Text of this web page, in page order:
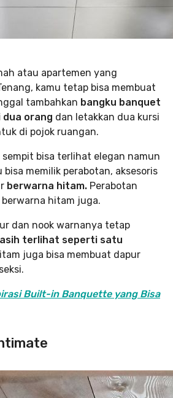
atau apartemen yang
kamu tetap bisa membuat
tambahkan bangku banquet
dua orang dan letakkan dua kursi
di pojok ruangan.
bisa terlihat elegan namun
memilik perabotan, aksesoris
berwarna hitam. Perabotan
hitam juga.
dan nook warnanya tetap
terlihat seperti satu
juga bisa membuat dapur
Built-in Banquette yang Bisa